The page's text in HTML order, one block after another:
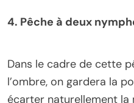
4. Pêche à deux
Dans le cadre de cette
l’ombre, on gardera la
écarter naturellement la